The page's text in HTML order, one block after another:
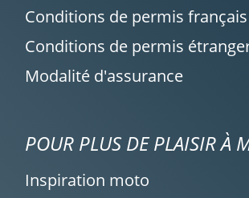
Conditions de permis français
Conditions de permis
Modalité d'assurance
POUR PLUS DE PLAISIR À
Inspiration moto